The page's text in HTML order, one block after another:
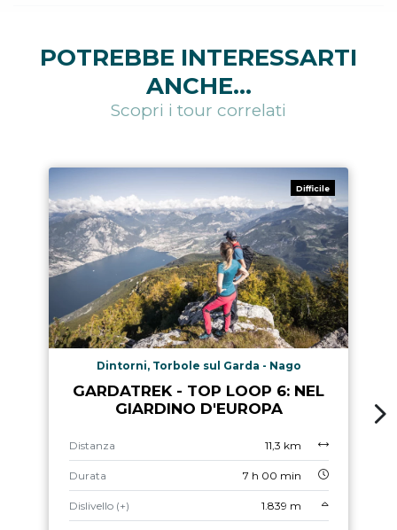
POTREBBE INTERESSARTI
ANCHE...
Scopri i tour correlati
Difficile
Dintorni, Torbole sul Garda - Nago
GARDATREK - TOP LOOP 6: NEL
GIARDINO D'EUROPA
Distanza 11,3 km
Durata 7 h 00 min
Dislivello (+) 1.839 m